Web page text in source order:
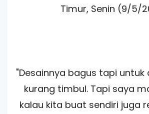
Timur, Senin (9/5/
"Desainnya bagus tapi
kurang timbul. Tapi saya
kalau kita buat sendiri juga